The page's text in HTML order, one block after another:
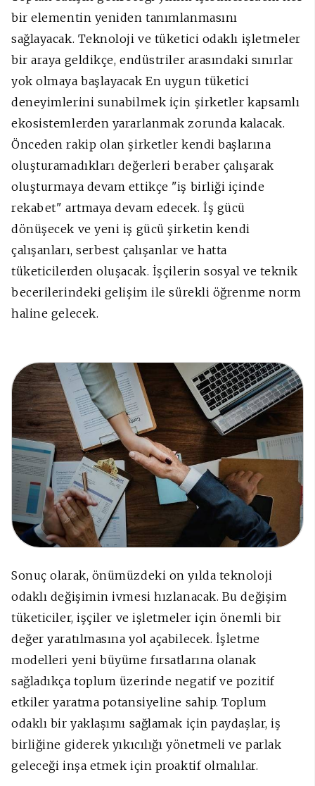
bir elementin yeniden tanımlanmasını
sağlayacak. Teknoloji ve tüketici odaklı işletmeler
bir araya geldikçe, endüstriler arasındaki sınırlar
yok olmaya başlayacak En uygun tüketici
deneyimlerini sunabilmek için şirketler kapsamlı
ekosistemlerden yararlanmak zorunda kalacak.
Önceden rakip olan şirketler kendi başlarına
oluşturamadıkları değerleri beraber çalışarak
oluşturmaya devam ettikçe "iş birliği içinde
rekabet" artmaya devam edecek. İş gücü
dönüşecek ve yeni iş gücü şirketin kendi
çalışanları, serbest çalışanlar ve hatta
tüketicilerden oluşacak. İşçilerin sosyal ve teknik
becerilerindeki gelişim ile sürekli öğrenme norm
haline gelecek.
Sonuç olarak, önümüzdeki on yılda teknoloji
odaklı değişimin ivmesi hızlanacak. Bu değişim
tüketiciler, işçiler ve işletmeler için önemli bir
değer yaratılmasına yol açabilecek. İşletme
modelleri yeni büyüme fırsatlarına olanak
sağladıkça toplum üzerinde negatif ve pozitif
etkiler yaratma potansiyeline sahip. Toplum
odaklı bir yaklaşımı sağlamak için paydaşlar, iş
birliğine giderek yıkıcılığı yönetmeli ve parlak
geleceği inşa etmek için proaktif olmalılar.